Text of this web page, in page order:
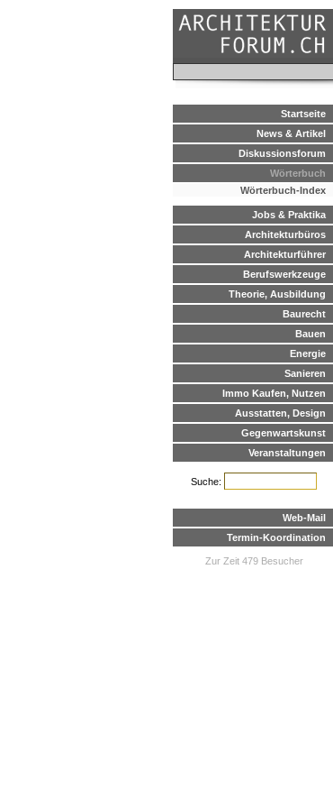
Startseite
News & Artikel
Diskussionsforum
Wörterbuch
Wörterbuch-Index
Jobs & Praktika
Architekturbüros
Architekturführer
Berufswerkzeuge
Theorie, Ausbildung
Baurecht
Bauen
Energie
Sanieren
Immo Kaufen, Nutzen
Ausstatten, Design
Gegenwartskunst
Veranstaltungen
Suche:
Web-Mail
Termin-Koordination
Zur Zeit 479 Besucher